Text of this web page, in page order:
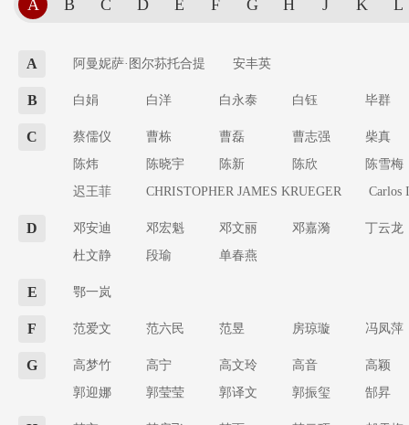
A B C D E F G H J K L
A 阿曼妮萨·图尔荪托合提 安丰英
B 白娟 白洋 白永泰 白钰 毕群
C 蔡儒仪 曹栋 曹磊 曹志强
柴真
陈炜
陈晓宇 陈新 陈欣
陈雪梅
迟王菲
CHRISTOPHER JAMES KRUEGER Carlos
D 邓安迪 邓宏魁 邓文丽 邓嘉漪
丁云龙
杜文静
段瑜 单春燕
E 鄂一岚
F 范爱文 范六民 范昱 房琼璇 冯凤萍
G 高梦竹 高宁 高文玲 高音
高颖
郭迎娜
郭莹莹 郭译文 郭振玺 郜昇